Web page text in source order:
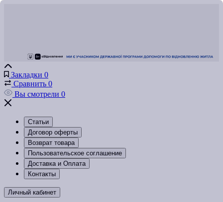
Закладки 0
Сравнить 0
Вы смотрели 0
Статьи
Договор оферты
Возврат товара
Пользовательское соглашение
Доставка и Оплата
Контакты
Личный кабинет